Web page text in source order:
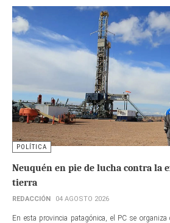
POLÍTICA
Neuquén en pie de lucha contra la
tierra
REDACCIÓN 04 AGOSTO 2026
En esta provincia patagónica, el PC se